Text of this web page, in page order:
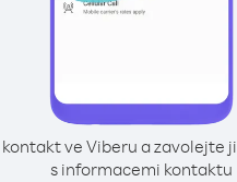
ve Viberu a zavolejte
s informacemi kontaktu